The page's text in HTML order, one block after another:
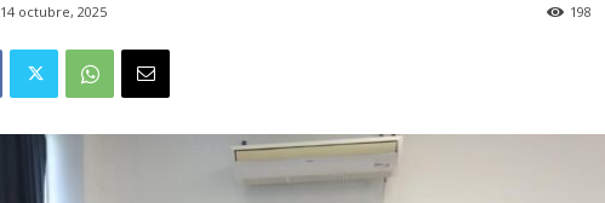
14 octubre, 2025 198